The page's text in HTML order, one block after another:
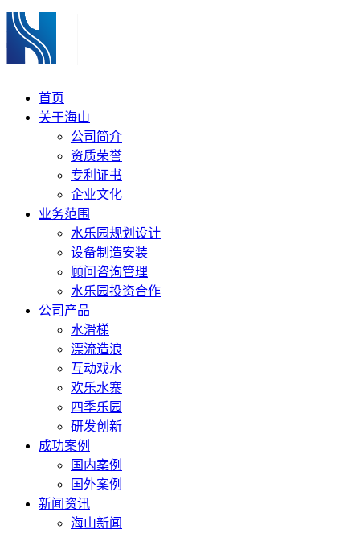
首页
关于海山
公司简介
资质荣誉
专利证书
企业文化
业务范围
水乐园规划设计
设备制造安装
顾问咨询管理
水乐园投资合作
公司产品
水滑梯
漂流造浪
互动戏水
欢乐水寨
四季乐园
研发创新
成功案例
国内案例
国外案例
新闻资讯
海山新闻